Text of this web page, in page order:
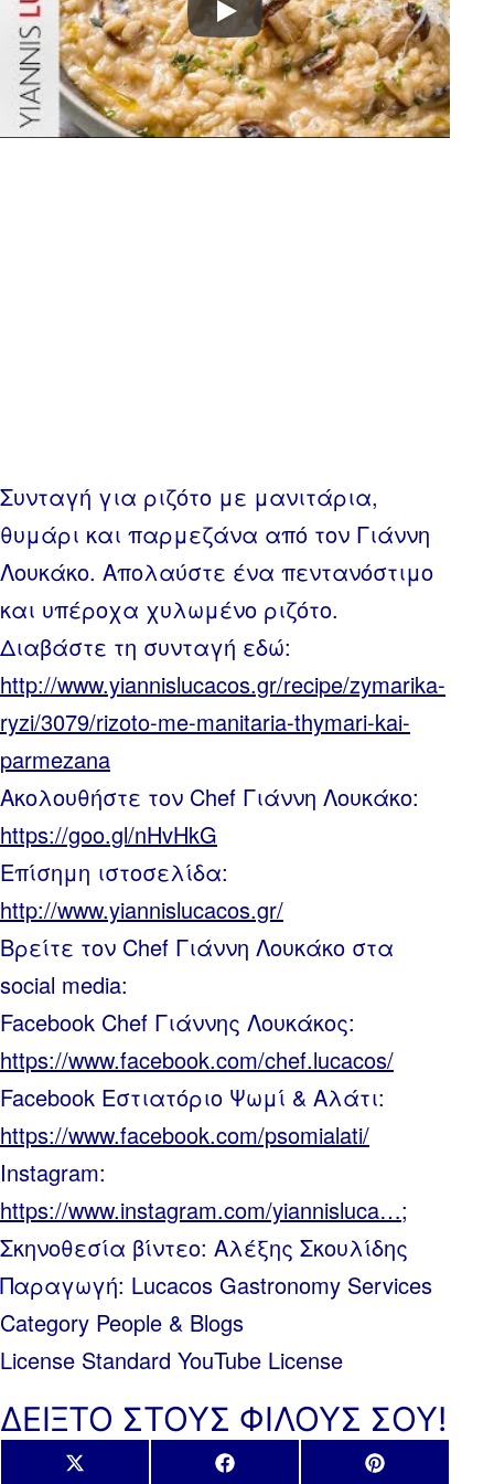
Συνταγή για ριζότο με μανιτάρια,
θυμάρι και παρμεζάνα από τον Γιάννη
Λουκάκο. Απολαύστε ένα πεντανόστιμο
και υπέροχα χυλωμένο ριζότο.
Διαβάστε τη συνταγή εδώ:
http://www.yiannislucacos.gr/recipe/zymarika-
ryzi/3079/rizoto-me-manitaria-thymari-kai-
parmezana
Ακολουθήστε τον Chef Γιάννη Λουκάκο:
https://goo.gl/nHvHkG
Επίσημη ιστοσελίδα:
http://www.yiannislucacos.gr/
Βρείτε τον Chef Γιάννη Λουκάκο στα
social media:
Facebook Chef Γιάννης Λουκάκος:
https://www.facebook.com/chef.lucacos/
Facebook Εστιατόριο Ψωμί & Αλάτι:
https://www.facebook.com/psomialati/
Instagram:
https://www.instagram.com/yiannisluca…;
Σκηνοθεσία βίντεο: Αλέξης Σκουλίδης
Παραγωγή: Lucacos Gastronomy Services
Category People & Blogs
License Standard YouTube License
ΔΕΙΞΤΟ ΣΤΟΥΣ ΦΙΛΟΥΣ ΣΟΥ!
Share
X
Share
Facebook
Share
Pinterest